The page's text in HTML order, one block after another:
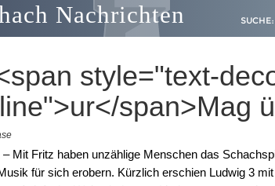
Nachrichten SUCHE:
style="text-
span>Mag
– Mit Fritz haben unzählige Menschen das
für sich erobern. Kürzlich erschien Ludwig 3